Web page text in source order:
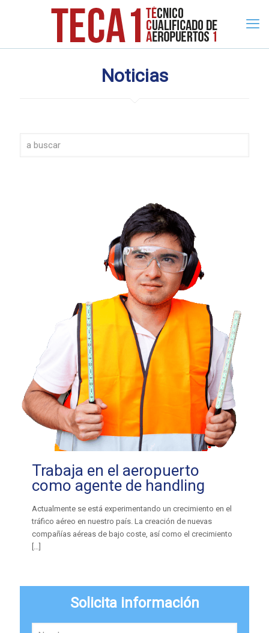
Noticias
Trabaja en el aeropuerto
como agente de handling
Actualmente se está experimentando un crecimiento en el
tráfico aéreo en nuestro país. La creación de nuevas
compañías aéreas de bajo coste, así como el crecimiento
[…]
Solicita información